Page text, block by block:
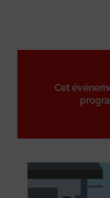
Cet